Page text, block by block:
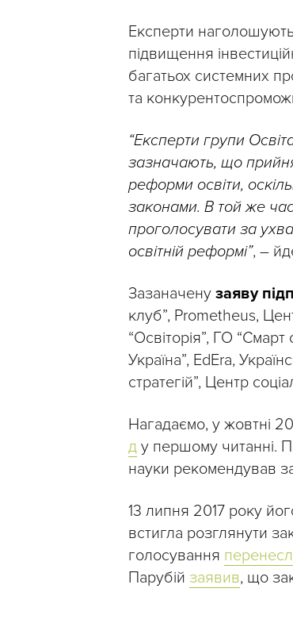
Експерти
підвищення
багатьох системних
та
“Експерти групи
зазначають, що
реформи освіти,
законами. В той же
проголосувати за
освітній реформі”, –
Зазаначену заяву
клуб”, Prometheus,
“Освіторія”, ГО
Україна”, EdEra,
стратегій”, Центр
Нагадаємо, у жовтні
д у першому читанні.
науки рекомендував
13 липня 2017 року
встигла розглянути
голосування
Парубій заявив, що